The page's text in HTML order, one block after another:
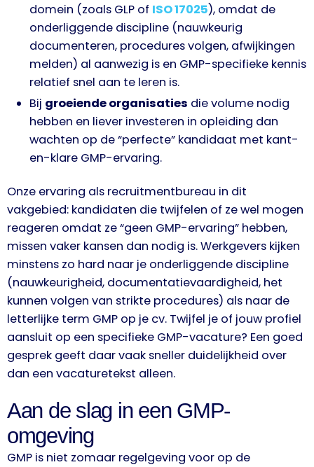
domein (zoals GLP of ISO 17025), omdat de
onderliggende discipline (nauwkeurig
documenteren, procedures volgen, afwijkingen
melden) al aanwezig is en GMP-specifieke kennis
relatief snel aan te leren is.
Bij groeiende organisaties die volume nodig
hebben en liever investeren in opleiding dan
wachten op de “perfecte” kandidaat met kant-
en-klare GMP-ervaring.
Onze ervaring als recruitmentbureau in dit
vakgebied: kandidaten die twijfelen of ze wel mogen
reageren omdat ze “geen GMP-ervaring” hebben,
missen vaker kansen dan nodig is. Werkgevers kijken
minstens zo hard naar je onderliggende discipline
(nauwkeurigheid, documentatievaardigheid, het
kunnen volgen van strikte procedures) als naar de
letterlijke term GMP op je cv. Twijfel je of jouw profiel
aansluit op een specifieke GMP-vacature? Een goed
gesprek geeft daar vaak sneller duidelijkheid over
dan een vacaturetekst alleen.
Aan de slag in een GMP-
omgeving
GMP is niet zomaar regelgeving voor op de